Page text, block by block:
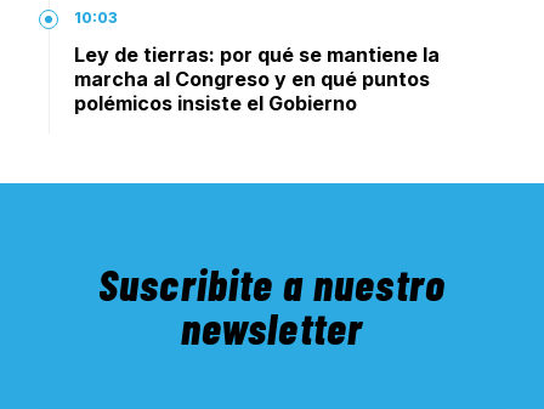
10:03
Ley de tierras: por qué se mantiene la
marcha al Congreso y en qué puntos
polémicos insiste el Gobierno
Suscribite a nuestro
newsletter